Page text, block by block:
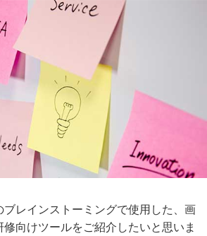
レインストーミングで使用した、画
向けツールをご紹介したいと思いま